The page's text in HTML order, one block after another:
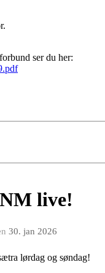
ser du her:
live!
30. jan 2026
lørdag og søndag!